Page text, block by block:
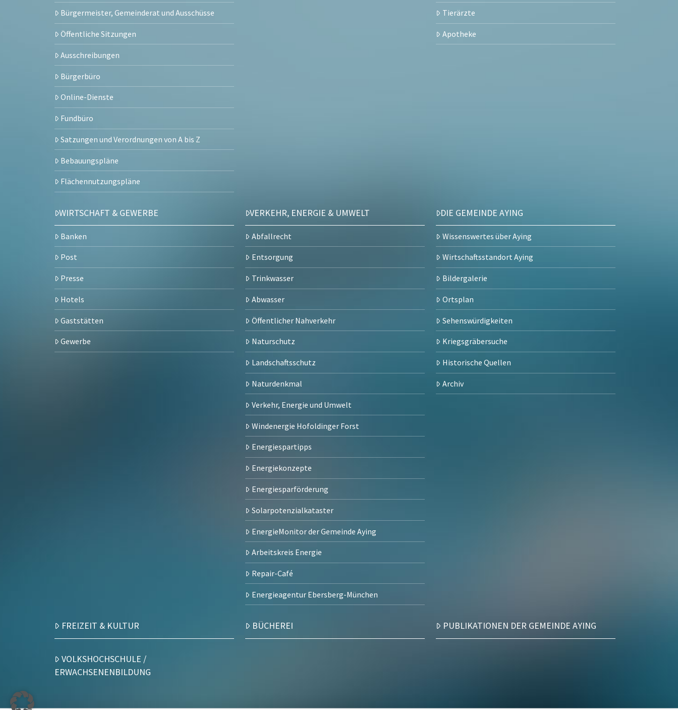
Bürgermeister, Gemeinderat und Ausschüsse
Öffentliche Sitzungen
Ausschreibungen
Bürgerbüro
Online-Dienste
Fundbüro
Satzungen und Verordnungen von A bis Z
Bebauungspläne
Flächennutzungspläne
Tierärzte
Apotheke
WIRTSCHAFT & GEWERBE
Banken
Post
Presse
Hotels
Gaststätten
Gewerbe
VERKEHR, ENERGIE & UMWELT
Abfallrecht
Entsorgung
Trinkwasser
Abwasser
Öffentlicher Nahverkehr
Naturschutz
Landschaftsschutz
Naturdenkmal
Verkehr, Energie und Umwelt
Windenergie Hofoldinger Forst
Energiespartipps
Energiekonzepte
Energiesparförderung
Solarpotenzialkataster
EnergieMonitor der Gemeinde Aying
Arbeitskreis Energie
Repair-Café
Energieagentur Ebersberg-München
DIE GEMEINDE AYING
Wissenswertes über Aying
Wirtschaftsstandort Aying
Bildergalerie
Ortsplan
Sehenswürdigkeiten
Kriegsgräbersuche
Historische Quellen
Archiv
FREIZEIT & KULTUR BÜCHEREI PUBLIKATIONEN DER GEMEINDE AYING
VOLKSHOCHSCHULE /
ERWACHSENENBILDUNG